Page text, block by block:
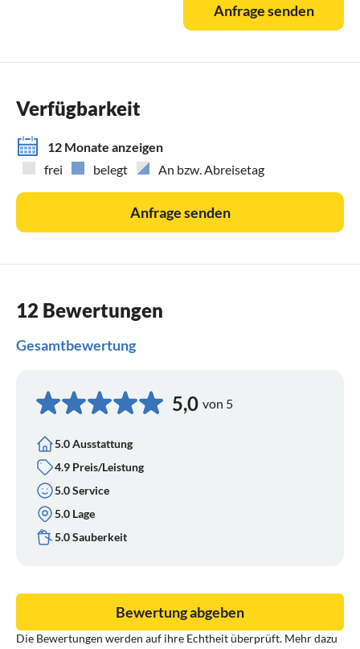
Anfrage senden
Verfügbarkeit
12 Monate anzeigen
frei
belegt An bzw. Abreisetag
Anfrage senden
12 Bewertungen
Gesamtbewertung
5,0 von 5
5.0 Ausstattung
4.9 Preis/Leistung
5.0 Service
5.0 Lage
5.0 Sauberkeit
Die Bewertungen werden auf ihre Echtheit überprüft. Mehr dazu
Bewertung abgeben